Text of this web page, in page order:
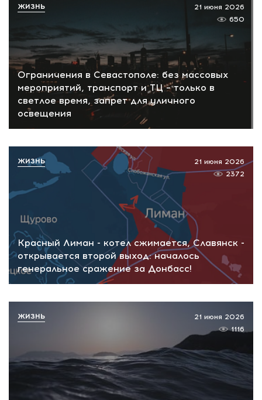
Ограничения в Севастополе: без массовых
мероприятий, транспорт и ТЦ – только в
светлое время, запрет для уличного
освещения
21 июня 2026
650
ЖИЗНЬ
Красный Лиман - котел сжимается, Славянск -
открывается второй выход: началось
генеральное сражение за Донбасс!
21 июня 2026
2372
ЖИЗНЬ
21 июня 2026
1116
ЖИЗНЬ